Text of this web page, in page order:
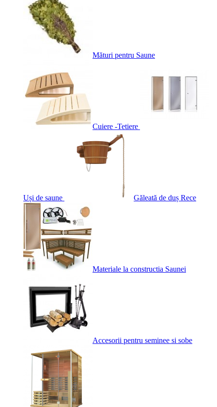
Mături pentru Saune
Cuiere -Tetiere
Uși de saune Găleată de duș Rece
Materiale la constructia Saunei
Accesorii pentru seminee si sobe